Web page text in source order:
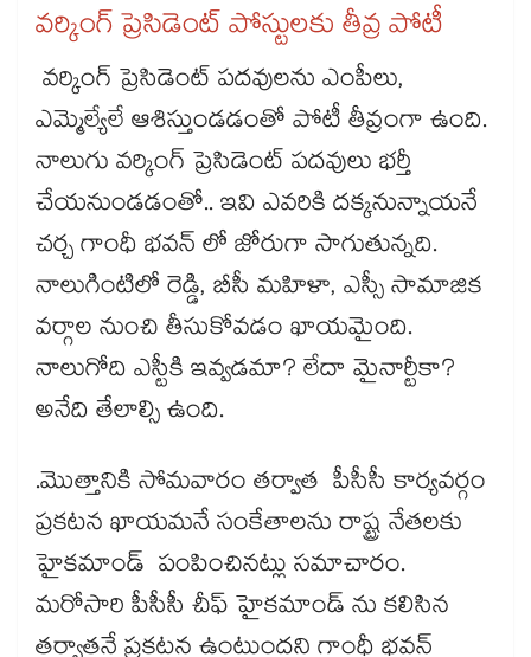
వర్కింగ్​ ప్రెసిడెంట్​ పోస్టులకు తీవ్ర పోటీ
వర్కింగ్ ప్రెసిడెంట్ పదవులను ఎంపీలు,
ఎమ్మెల్యేలే ఆశిస్తుండడంతో పోటీ తీవ్రంగా ఉంది.
నాలుగు వర్కింగ్ ప్రెసిడెంట్ పదవులు భర్తీ
చేయనుండడంతో.. ఇవి ఎవరికి దక్కనున్నాయనే
చర్చ గాంధీ భవన్ లో జోరుగా సాగుతున్నది.
నాలుగింటిలో రెడ్డి, బీసీ మహిళా, ఎస్సీ సామాజిక
వర్గాల నుంచి తీసుకోవడం ఖాయమైంది.
నాలుగోది ఎస్టీకి ఇవ్వడమా? లేదా మైనార్టీకా?
అనేది తేలాల్సి ఉంది.
.మొత్తానికి సోమవారం తర్వాత పీసీసీ కార్యవర్గం
ప్రకటన ఖాయమనే సంకేతాలను రాష్ట్ర నేతలకు
హైకమాండ్ పంపించినట్లు సమాచారం.
మరోసారి పీసీసీ చీఫ్ హైకమాండ్ ను కలిసిన